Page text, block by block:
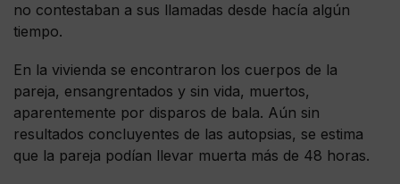
no contestaban a sus llamadas desde hacía algún
tiempo.
En la vivienda se encontraron los cuerpos de la
pareja, ensangrentados y sin vida, muertos,
aparentemente por disparos de bala. Aún sin
resultados concluyentes de las autopsias, se estima
que la pareja podían llevar muerta más de 48 horas.